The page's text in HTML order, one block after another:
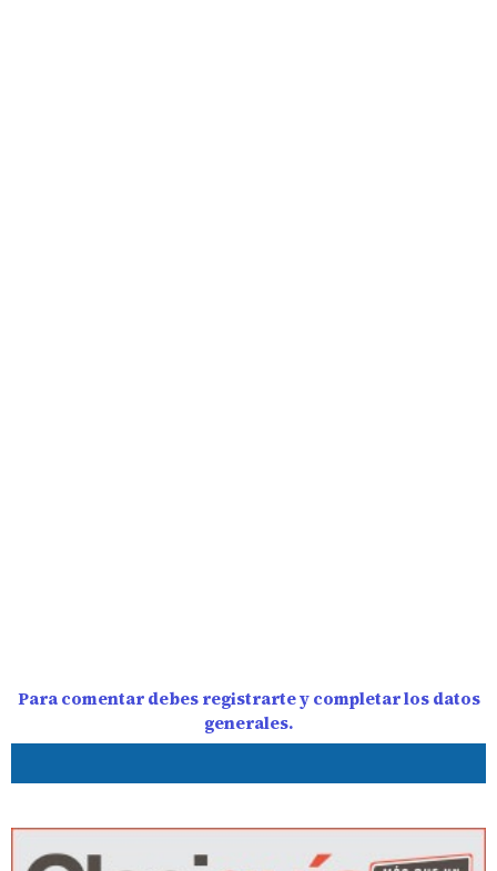
Para comentar debes registrarte y completar los datos
generales.